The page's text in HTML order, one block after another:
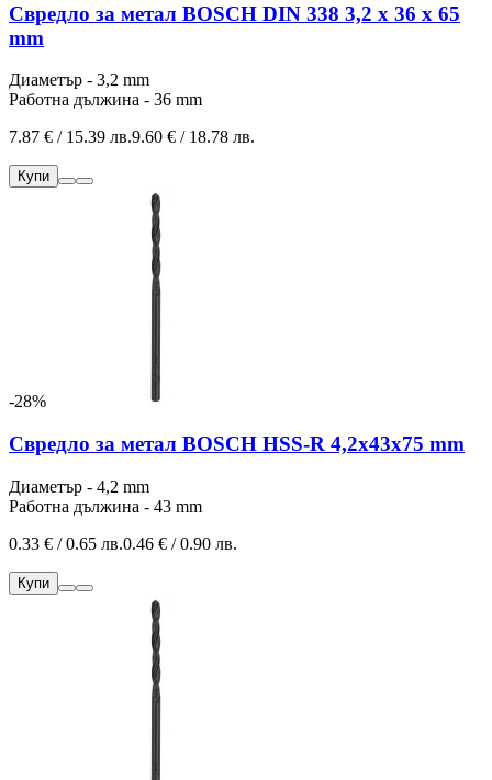
Свредло за метал BOSCH DIN 338 3,2 x 36 x 65
mm
Диаметър - 3,2 mm
Работна дължина - 36 mm
7.87 € / 15.39 лв.9.60 € / 18.78 лв.
Купи
-28%
Свредло за метал BOSCH HSS-R 4,2x43x75 mm
Диаметър - 4,2 mm
Работна дължина - 43 mm
0.33 € / 0.65 лв.0.46 € / 0.90 лв.
Купи